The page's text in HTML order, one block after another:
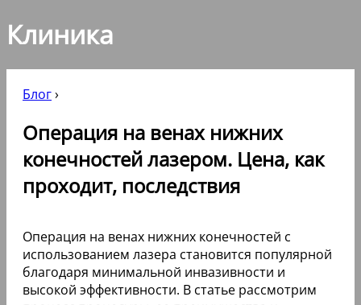
Клиника
Блог›
Операция на венах нижних
конечностей лазером. Цена, как
проходит, последствия
Операция на венах нижних конечностей с
использованием лазера становится популярной
благодаря минимальной инвазивности и
высокой эффективности. В статье рассмотрим